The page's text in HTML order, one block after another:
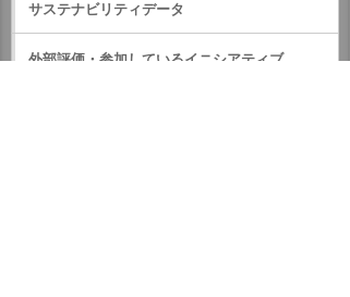
サステナビリティデータ
外部評価・参加しているイニシアティブ